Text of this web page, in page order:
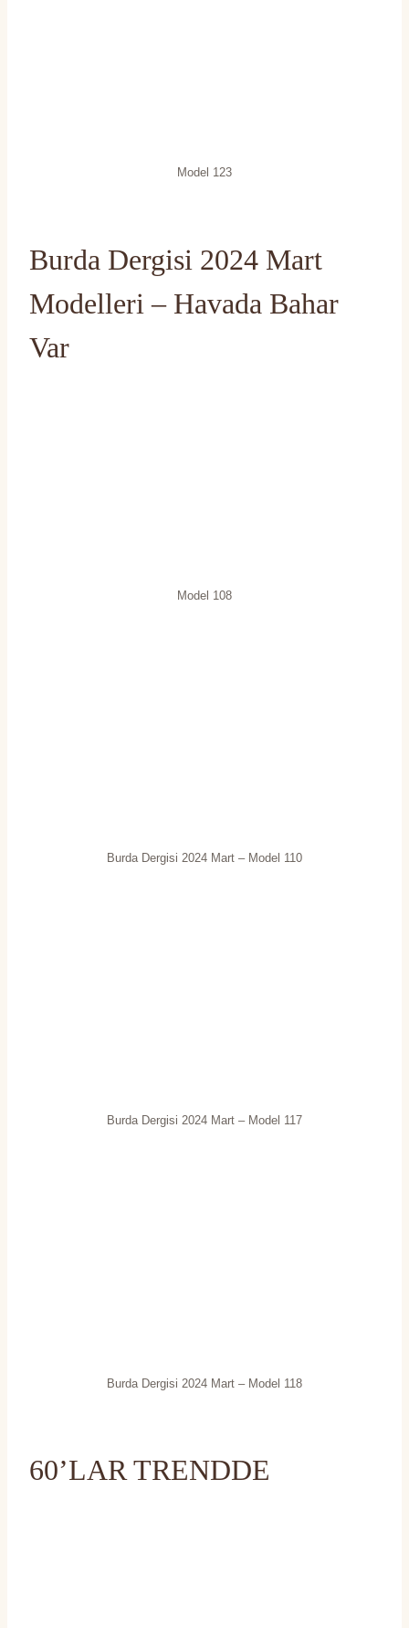
Model 123
Burda Dergisi 2024 Mart
Modelleri – Havada Bahar
Var
Model 108
Burda Dergisi 2024 Mart – Model 110
Burda Dergisi 2024 Mart – Model 117
Burda Dergisi 2024 Mart – Model 118
60’LAR TRENDDE